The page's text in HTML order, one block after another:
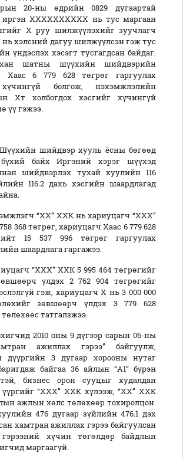
20-ны өдрийн 0829 дугаартай
иргэн ХХХХХХХХХХ нь тус маргаан
Х руу шилжүүлэхийг зуучлагч
хэлсний дагуу шилжүүлсэн гэж тус
үндэслэх хэсэгт тусгагдсан байдаг.
шатны шүүхийн шийдвэрийн
Хаас 6 779 628 төгрөг гаргуулах
болгож, нэхэмжлэлийн
Хт холбогдох хэсгийг хүчингүй
үү гэжээ.
шийдвэр хууль ёсны бөгөөд
бүхий байх Иргэний хэрэг шүүхэд
шийдвэрлэх тухай хуулийн 116
116.2 дахь хэсгийн шаардлагад
“ХХ” ХХК нь хариуцагч “ХХХ”
368 төгрөг, хариуцагч Хаас 6 779 628
15 537 996 төгрөг гаргуулах
шаардлага гаргажээ.
“ХХХ” ХХК 5 995 464 төгрөгийг
үлдэх 2 762 904 төгрөгийг
гэж, хариуцагч Х нь 3 000 000
зөвшөөрч үлдэх 3 779 628
татгалзжээ.
2010 оны 9 дүгээр сарын 06-ны
ажиллах гэрээ” байгуулж,
дүүргийн 3 дугаар хорооны нутаг
байгаа 36 айлын “А1” бүрэн
бизнес орон сууцыг худалдан
үүргийг “ХХХ” ХХК хүлээж, “ХХ” ХХК
ажлын хөлс төлөхөөр тохиролцон
476 дугаар зүйлийн 476.1 дэх
хамтран ажиллах гэрээ байгуулсан
хүчин төгөлдөр байдлын
маргаагүй.